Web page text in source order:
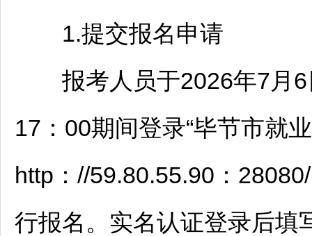
1.提交报名申请
报考人员于2026年7月6
17：00期间登录“毕节市就
http：//59.80.55.90：
行报名。实名认证登录后填